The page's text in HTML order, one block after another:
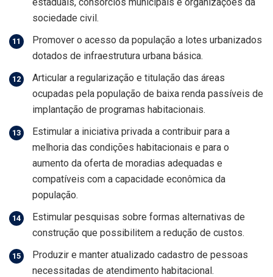
sociedade civil.
Promover o acesso da população a lotes urbanizados
dotados de infraestrutura urbana básica.
Articular a regularização e titulação das áreas
ocupadas pela população de baixa renda passíveis de
implantação de programas habitacionais.
Estimular a iniciativa privada a contribuir para a
melhoria das condições habitacionais e para o
aumento da oferta de moradias adequadas e
compatíveis com a capacidade econômica da
população.
Estimular pesquisas sobre formas alternativas de
construção que possibilitem a redução de custos.
Produzir e manter atualizado cadastro de pessoas
necessitadas de atendimento habitacional.